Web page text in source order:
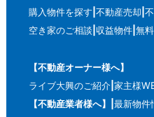
購入物件を探す 不動産売却
空き家のご相談 収益物件 無
【不動産オーナー様へ】
ライブ大興のご紹介 家主様
【不動産業者様へ】
最新物件